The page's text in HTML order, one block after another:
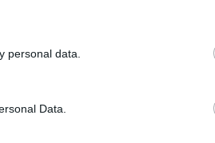
personal data.
Data.